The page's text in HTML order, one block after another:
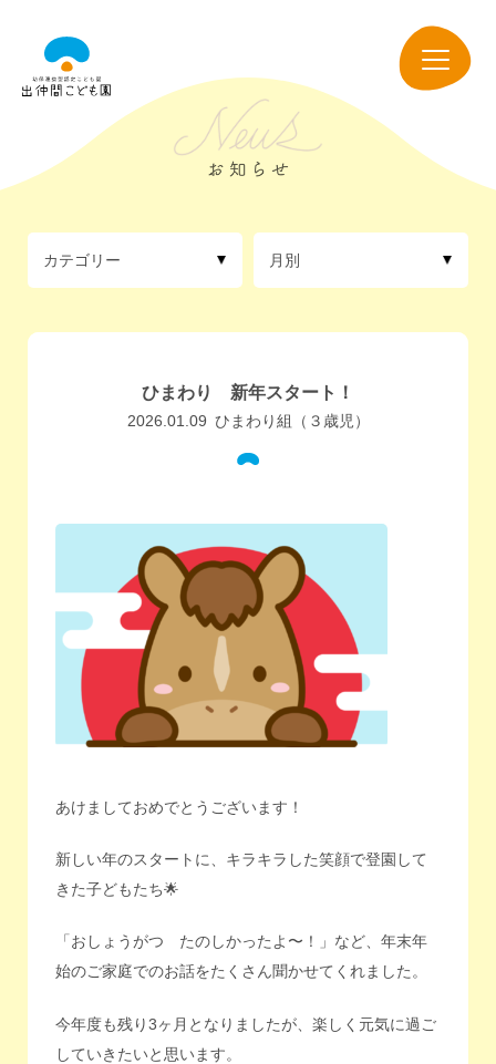
間
カテゴリー 月別
ひまわり 新年スタート！
2026.01.09 ひまわり組（３歳児）
あけましておめでとうございます！
新しい年のスタートに、キラキラした笑顔で登園して
きた子どもたち🌟
「おしょうがつ たのしかったよ〜！」など、年末年
始のご家庭でのお話をたくさん聞かせてくれました。
今年度も残り3ヶ月となりましたが、楽しく元気に過ご
していきたいと思います。